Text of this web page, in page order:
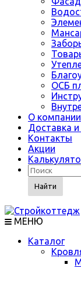
ОСБ
О компании
Доставка
Контакты
Акции
Найти
МЕНЮ
Каталог